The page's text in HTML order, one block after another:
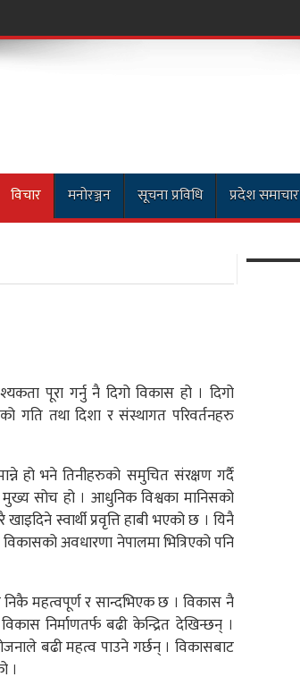
विचार मनोरञ्जन सूचना प्रविधि प्रदेश समाचार
पूरा गर्नु नै दिगो विकास हो । दिगो
गति तथा दिशा र संस्थागत परिवर्तनहरु
हो भने तिनीहरुको समुचित संरक्षण गर्दै
मुख्य सोच हो । आधुनिक विश्वका मानिसको
स्वार्थी प्रवृत्ति हाबी भएको छ । यिनै
विकासको अवधारणा नेपालमा भित्रिएको पनि
महत्वपूर्ण र सान्दभिएक छ । विकास नै
निर्माणतर्फ बढी केन्द्रित देखिन्छन् ।
बढी महत्व पाउने गर्छन् । विकासबाट
।